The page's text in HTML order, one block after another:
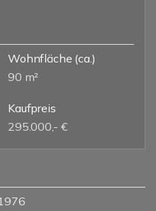
Wohnfläche (ca.)
90 m²
Kaufpreis
295.000,- €